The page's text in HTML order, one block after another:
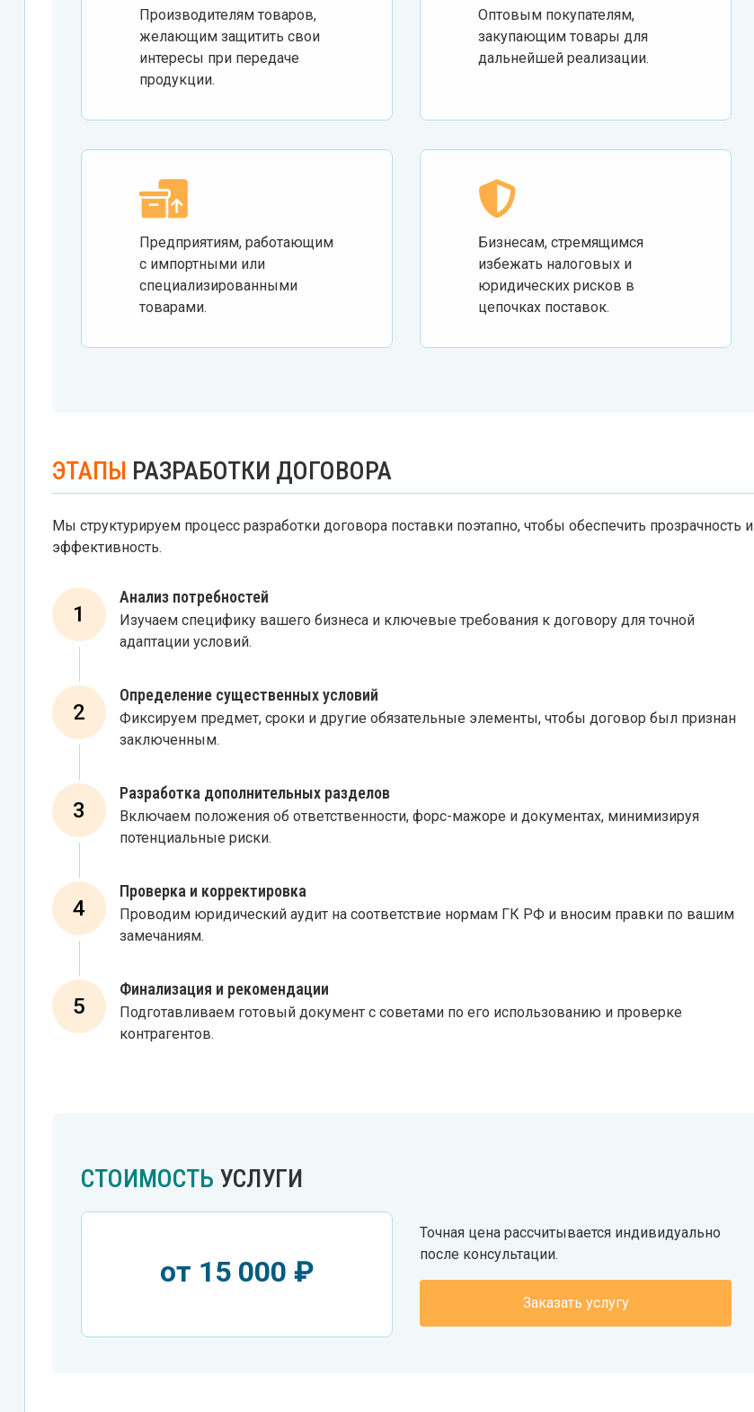
Производителям товаров,
желающим защитить свои
интересы при передаче
продукции.
Оптовым покупателям,
закупающим товары для
дальнейшей реализации.
Предприятиям, работающим
с импортными или
специализированными
товарами.
Бизнесам, стремящимся
избежать налоговых и
юридических рисков в
цепочках поставок.
ЭТАПЫ РАЗРАБОТКИ ДОГОВОРА
Мы структурируем процесс разработки договора поставки поэтапно, чтобы обеспечить прозрачность и
эффективность.
1
Анализ потребностей
Изучаем специфику вашего бизнеса и ключевые требования к договору для точной
адаптации условий.
2
Определение существенных условий
Фиксируем предмет, сроки и другие обязательные элементы, чтобы договор был признан
заключенным.
3
Разработка дополнительных разделов
Включаем положения об ответственности, форс-мажоре и документах, минимизируя
потенциальные риски.
4
Проверка и корректировка
Проводим юридический аудит на соответствие нормам ГК РФ и вносим правки по вашим
замечаниям.
5
Финализация и рекомендации
Подготавливаем готовый документ с советами по его использованию и проверке
контрагентов.
СТОИМОСТЬ УСЛУГИ
от 15 000 ₽
Точная цена рассчитывается индивидуально
после консультации.
Заказать услугу